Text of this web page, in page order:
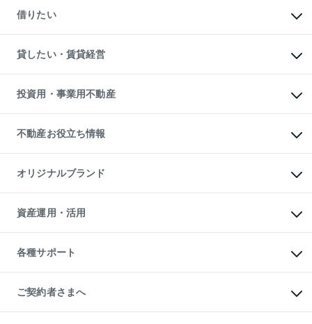
中古一戸建ての購入
不動産購入の流れ
注目キーワード物件特集
購入ガイド
English 繁体中文簡体中文
一戸建ての売却・査定
土地の売却・査定
スピードAI査定
不動産査定について
不動産売却の流れ
不動産買換えの流れ
売却ガイド
借りたい
オフィス・店舗の賃貸
借りるときの流れ
借りるガイド
貸したい・賃貸経営
マンション賃料データ
賃貸管理プラン
リロケーションについて
貸すガイド
投資用・事業用不動産
事業用不動産
マンション投資
投資用マンション
アパート経営
収益物件
ビル購入（ビル一棟）
投資用不動産の売却査定
事業用不動産の売却査定
不動産お役立ち情報
マンションライブラリー
人気マンションランキング
暮らしに役立つ不動産メディア
不動産相場・不動産価格情報
不動産コラム・ニュース
不動産用語集
不動産なんでもネット相談室
住まいの税金
オリジナルブランド
一棟リノベーションマンション
L`GENTE（ルジェンテ）
区分リノベーションマンション
投資用一棟レジデンスWELL
不動産小口投資
LEGACIA（レガシア）
資産運用・活用
不動産M&A
アセットマネジメント・出資
各種サポート
相続サポート
リフォームサポート
ご契約者さまへ